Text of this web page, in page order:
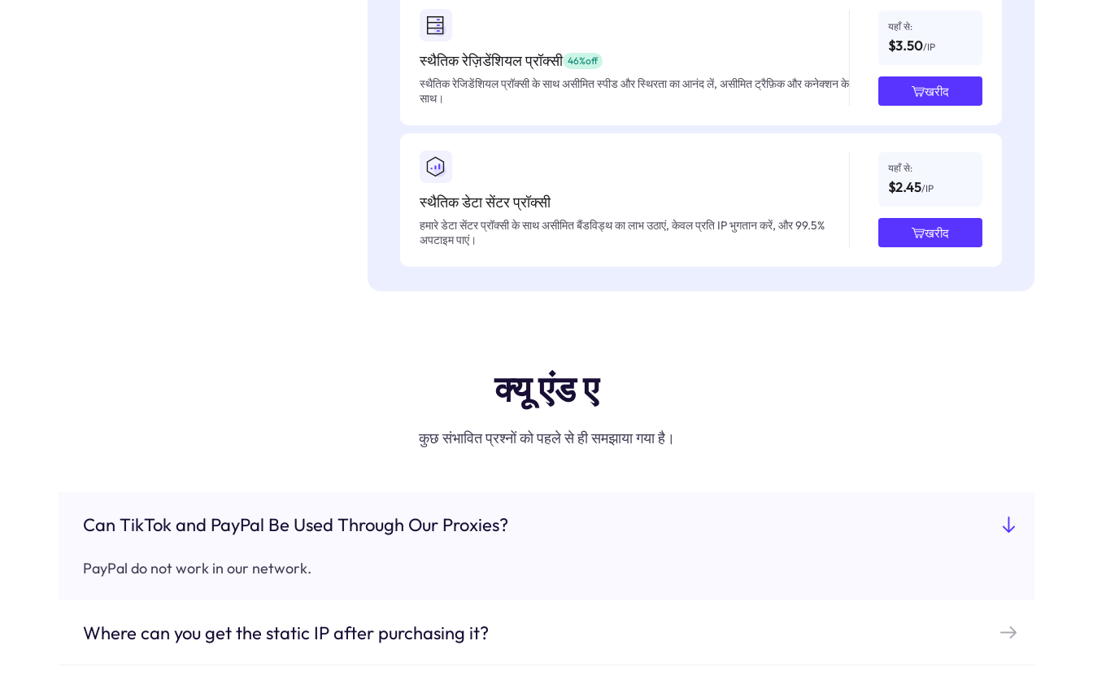
स्थैतिक रेज़िडेंशियल प्रॉक्सी 46%off
स्थैतिक रेजिडेंशियल प्रॉक्सी के साथ असीमित स्पीड और स्थिरता का आनंद लें, असीमित ट्रैफ़िक और कनेक्शन के
साथ।
यहाँ से:
$3.50/IP
खरीद
स्थैतिक डेटा सेंटर प्रॉक्सी
हमारे डेटा सेंटर प्रॉक्सी के साथ असीमित बैंडविड्थ का लाभ उठाएं, केवल प्रति IP भुगतान करें, और 99.5%
अपटाइम पाएं।
यहाँ से:
$2.45/IP
खरीद
क्यू एंड ए
कुछ संभावित प्रश्नों को पहले से ही समझाया गया है।
Can TikTok and PayPal Be Used Through Our Proxies?
PayPal do not work in our network.
Where can you get the static IP after purchasing it?